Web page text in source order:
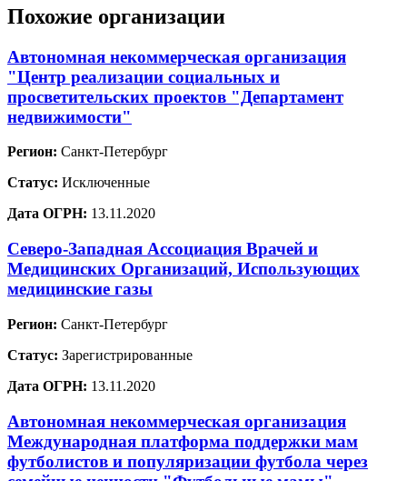
Похожие организации
Автономная некоммерческая организация
"Центр реализации социальных и
просветительских проектов "Департамент
недвижимости"
Регион: Санкт-Петербург
Статус: Исключенные
Дата ОГРН: 13.11.2020
Северо-Западная Ассоциация Врачей и
Медицинских Организаций, Использующих
медицинские газы
Регион: Санкт-Петербург
Статус: Зарегистрированные
Дата ОГРН: 13.11.2020
Автономная некоммерческая организация
Международная платформа поддержки мам
футболистов и популяризации футбола через